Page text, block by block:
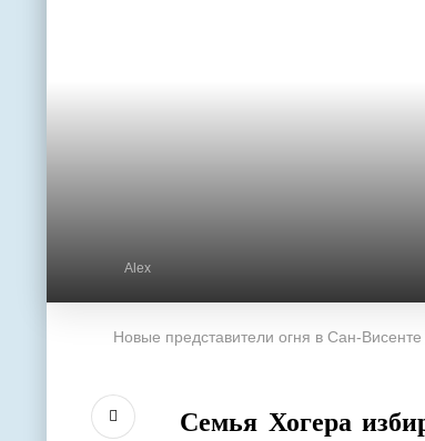
Alex
Новые представители огня в Сан-
Семья Хогера